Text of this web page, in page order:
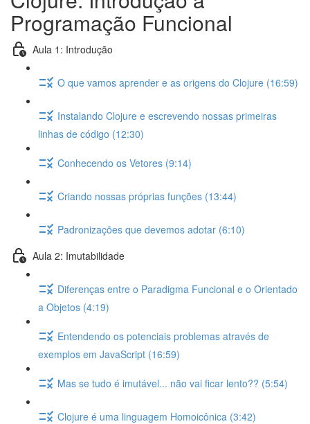
Programação Funcional
Aula 1: Introdução
O que vamos aprender e as origens do Clojure (16:59)
Instalando Clojure e escrevendo nossas primeiras
linhas de código (12:30)
Conhecendo os Vetores (9:14)
Criando nossas próprias funções (13:44)
Padronizações que devemos adotar (6:10)
Aula 2: Imutabilidade
Diferenças entre o Paradigma Funcional e o Orientado
a Objetos (4:19)
Entendendo os potenciais problemas através de
exemplos em JavaScript (16:59)
Mas se tudo é imutável... não vai ficar lento?? (5:54)
Clojure é uma linguagem Homoicônica (3:42)